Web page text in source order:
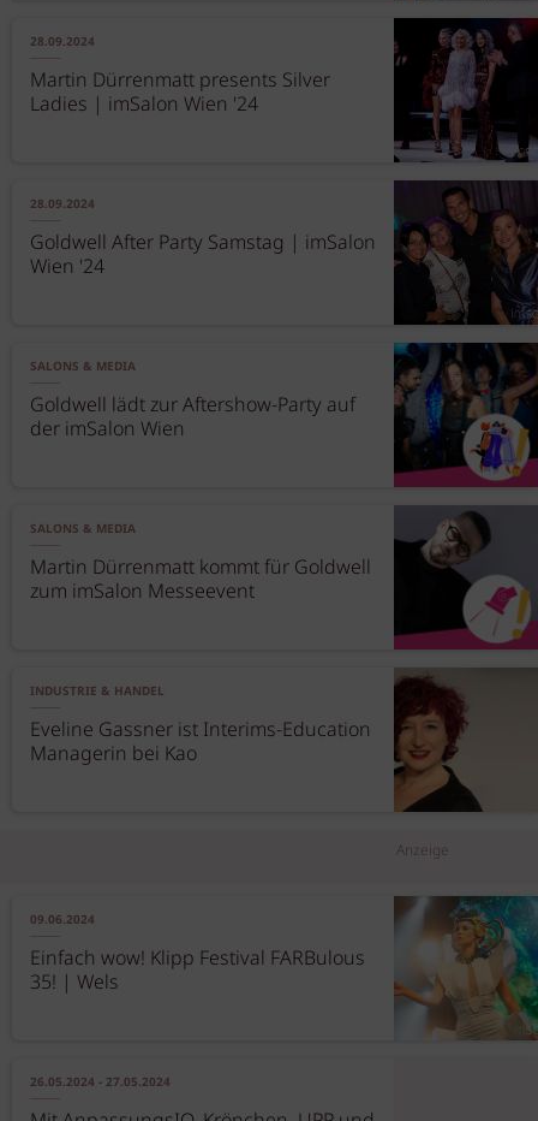
28.09.2024
Martin Dürrenmatt presents Silver
Ladies | imSalon Wien '24
28.09.2024
Goldwell After Party Samstag | imSalon
Wien '24
SALONS & MEDIA
Goldwell lädt zur Aftershow-Party auf
der imSalon Wien
SALONS & MEDIA
Martin Dürrenmatt kommt für Goldwell
zum imSalon Messeevent
INDUSTRIE & HANDEL
Eveline Gassner ist Interims-Education
Managerin bei Kao
Anzeige
09.06.2024
Einfach wow! Klipp Festival FARBulous
35! | Wels
26.05.2024 - 27.05.2024